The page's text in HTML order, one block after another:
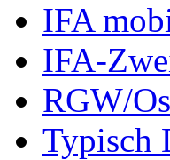
IFA
IFA-
RGW/
Typisch